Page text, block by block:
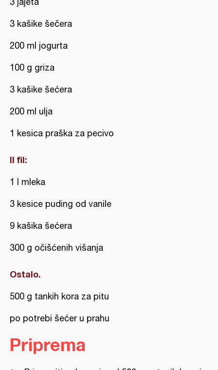
3 kašike šečera
200 ml jogurta
100 g griza
3 kašike šećera
200 ml ulja
1 kesica praška za pecivo
II fil:
1 l mleka
3 kesice puding od vanile
9 kašika šećera
300 g očišćenih višanja
Ostalo.
500 g tankih kora za pitu
po potrebi šećer u prahu
Priprema